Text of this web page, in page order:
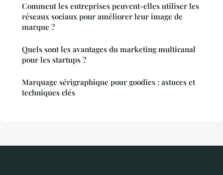
Comment les entreprises peuvent-elles utiliser les
réseaux sociaux pour améliorer leur image de
marque ?
Quels sont les avantages du marketing multicanal
pour les startups ?
Marquage sérigraphique pour goodies : astuces et
techniques clés